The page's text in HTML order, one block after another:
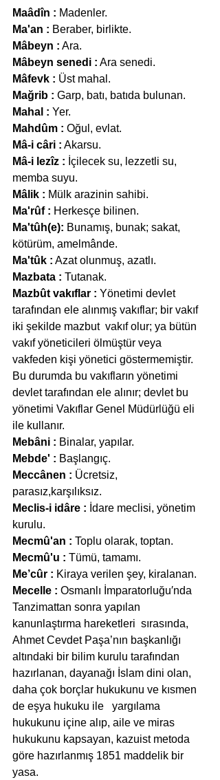
Maâdîn : Madenler.
Ma'an : Beraber, birlikte.
Mâbeyn : Ara.
Mâbeyn senedi : Ara senedi.
Mâfevk : Üst mahal.
Mağrib : Garp, batı, batıda bulunan.
Mahal : Yer.
Mahdûm : Oğul, evlat.
Mâ-i câri : Akarsu.
Mâ-i lezîz : İçilecek su, lezzetli su,
memba suyu.
Mâlik : Mülk arazinin sahibi.
Ma'rûf : Herkesçe bilinen.
Ma'tûh(e): Bunamış, bunak; sakat,
kötürüm, amelmânde.
Ma'tûk : Azat olunmuş, azatlı.
Mazbata : Tutanak.
Mazbût vakıflar : Yönetimi devlet
tarafından ele alınmış vakıflar; bir vakıf
iki şekilde mazbut  vakıf olur; ya bütün
vakıf yöneticileri ölmüştür veya
vakfeden kişi yönetici göstermemiştir.
Bu durumda bu vakıfların yönetimi
devlet tarafından ele alınır; devlet bu
yönetimi Vakıflar Genel Müdürlüğü eli
ile kullanır.
Mebâni : Binalar, yapılar.
Mebde' : Başlangıç.
Meccânen : Ücretsiz,
parasız,karşılıksız.
Meclis-i idâre : İdare meclisi, yönetim
kurulu.
Mecmû'an : Toplu olarak, toptan.
Mecmû'u : Tümü, tamamı.
Me’cûr : Kiraya verilen şey, kiralanan.
Mecelle : Osmanlı İmparatorluğu′nda
Tanzimattan sonra yapılan
kanunlaştırma hareketleri  sırasında,
Ahmet Cevdet Paşa’nın başkanlığı
altındaki bir bilim kurulu tarafından
hazırlanan, dayanağı İslam dini olan,
daha çok borçlar hukukunu ve kısmen
de eşya hukuku ile   yargılama
hukukunu içine alıp, aile ve miras
hukukunu kapsayan, kazuist metoda
göre hazırlanmış 1851 maddelik bir
yasa.